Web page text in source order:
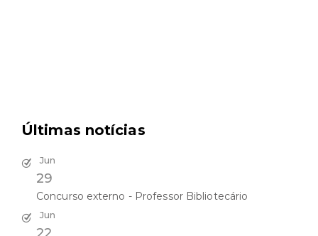
Últimas notícias
Jun
29
Concurso externo - Professor Bibliotecário
Jun